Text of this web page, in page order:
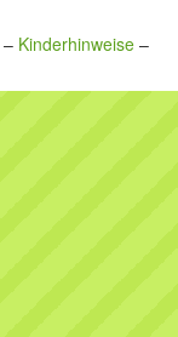
– Kinderhinweise –